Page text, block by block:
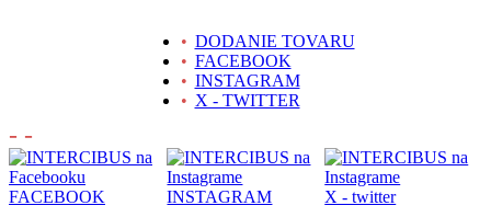
• DODANIE TOVARU
• FACEBOOK
• INSTAGRAM
• X - TWITTER
- -
FACEBOOK INSTAGRAM
X - twitter